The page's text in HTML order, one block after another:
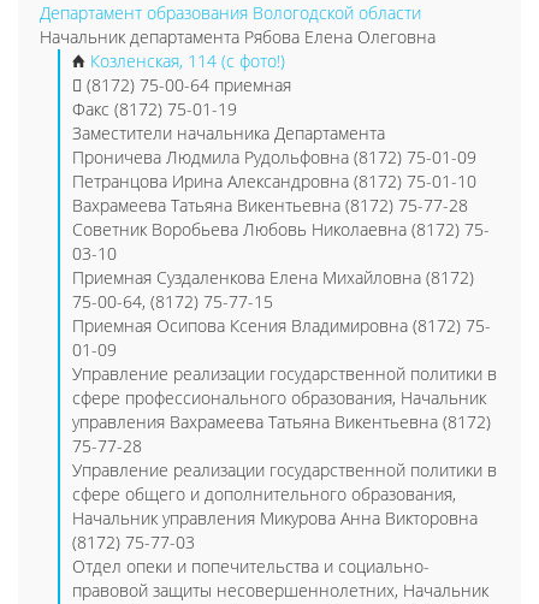
Департамент образования Вологодской области
Начальник департамента Рябова Елена Олеговна
Козленская, 114 (с фото!)
(8172) 75-00-64 приемная
Факс (8172) 75-01-19
Заместители начальника Департамента
Проничева Людмила Рудольфовна (8172) 75-01-09
Петранцова Ирина Александровна (8172) 75-01-10
Вахрамеева Татьяна Викентьевна (8172) 75-77-28
Советник Воробьева Любовь Николаевна (8172) 75-
03-10
Приемная Суздаленкова Елена Михайловна (8172)
75-00-64, (8172) 75-77-15
Приемная Осипова Ксения Владимировна (8172) 75-
01-09
Управление реализации государственной политики в
сфере профессионального образования, Начальник
управления Вахрамеева Татьяна Викентьевна (8172)
75-77-28
Управление реализации государственной политики в
сфере общего и дополнительного образования,
Начальник управления Микурова Анна Викторовна
(8172) 75-77-03
Отдел опеки и попечительства и социально-
правовой защиты несовершеннолетних, Начальник